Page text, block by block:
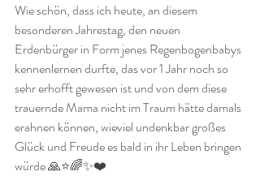
Wie schön, dass ich heute, an diesem
besonderen Jahrestag, den neuen
Erdenbürger in Form jenes Regenbogenbabys
kennenlernen durfte, das vor 1 Jahr noch so
sehr erhofft gewesen ist und von dem diese
trauernde Mama nicht im Traum hätte damals
erahnen können, wieviel undenkbar großes
Glück und Freude es bald in ihr Leben bringen
würde 🙏⭐️🌈✨️❤️